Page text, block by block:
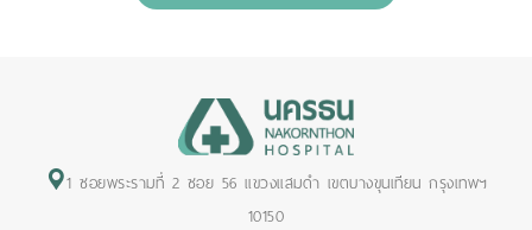
1 ซอยพระรามที่ 2 ซอย 56 แขวงแสมดำ เขตบางขุนเทียน กรุงเทพฯ
10150